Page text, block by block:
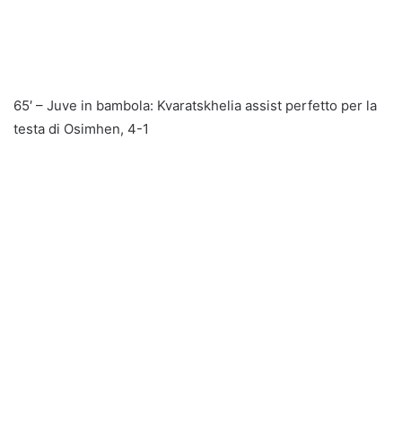
65′ – Juve in bambola: Kvaratskhelia assist perfetto per la
testa di Osimhen, 4-1